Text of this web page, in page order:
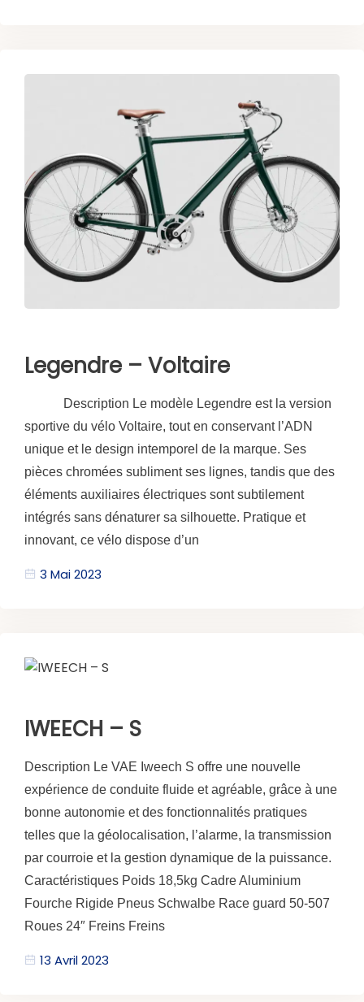
Legendre – Voltaire
Description Le modèle Legendre est la version
sportive du vélo Voltaire, tout en conservant l’ADN
unique et le design intemporel de la marque. Ses
pièces chromées subliment ses lignes, tandis que des
éléments auxiliaires électriques sont subtilement
intégrés sans dénaturer sa silhouette. Pratique et
innovant, ce vélo dispose d’un
3 Mai 2023
IWEECH – S
Description Le VAE Iweech S offre une nouvelle
expérience de conduite fluide et agréable, grâce à une
bonne autonomie et des fonctionnalités pratiques
telles que la géolocalisation, l’alarme, la transmission
par courroie et la gestion dynamique de la puissance.
Caractéristiques Poids 18,5kg Cadre Aluminium
Fourche Rigide Pneus Schwalbe Race guard 50-507
Roues 24″ Freins Freins
13 Avril 2023